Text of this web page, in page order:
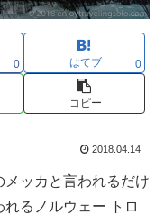
0 はてブ 0
コピー
2018.04.14
ッカと言われるだけ
るノルウェー トロ